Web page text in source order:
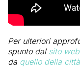
Per ulteriori
spunto dal sito
da quello della